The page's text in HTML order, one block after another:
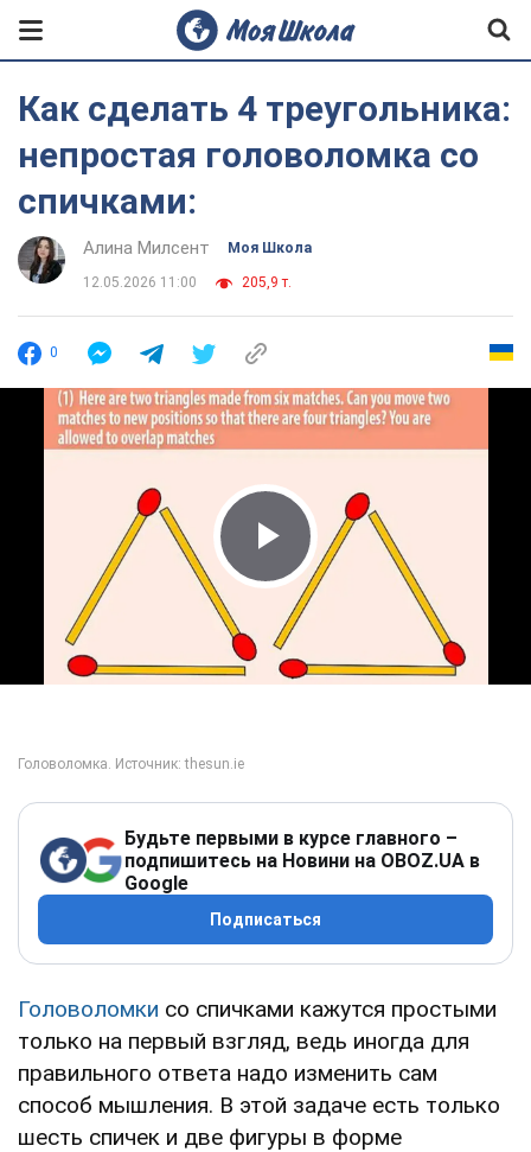
Как сделать 4 треугольника:
непростая головоломка со
спичками:
Алина Милсент Моя Школа
12.05.2026 11:00 205,9 т.
0
Play Video
Будьте первыми в курсе главного –
подпишитесь на Новини на OBOZ.UA в
Google
Подписаться
Головоломки со спичками кажутся простыми
только на первый взгляд, ведь иногда для
правильного ответа надо изменить сам
способ мышления. В этой задаче есть только
шесть спичек и две фигуры в форме